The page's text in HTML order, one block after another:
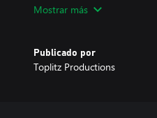
Hay más que granjas
Se buscan artesanos
Mostrar más
Publicado por
Toplitz Productions